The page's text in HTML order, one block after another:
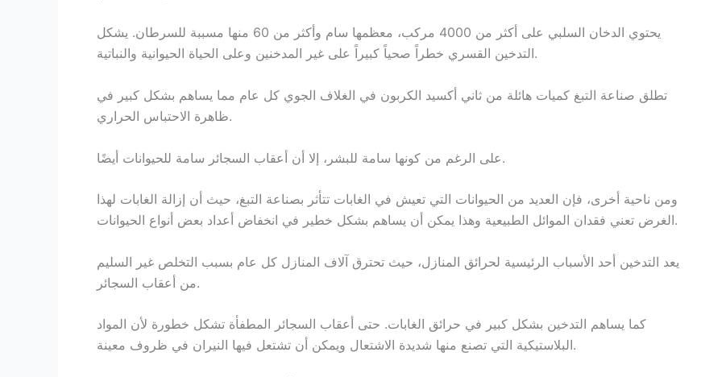
يحتوي الدخان السلبي على أكثر من 4000 مركب، معظمها سام وأكثر من 60 منها مسببة للسرطان. يشكل
التدخين القسري خطراً صحياً كبيراً على غير المدخنين وعلى الحياة الحيوانية والنباتية.
تطلق صناعة التبغ كميات هائلة من ثاني أكسيد الكربون في الغلاف الجوي كل عام مما يساهم بشكل كبير في
ظاهرة الاحتباس الحراري.
على الرغم من كونها سامة للبشر، إلا أن أعقاب السجائر سامة للحيوانات أيضًا.
ومن ناحية أخرى، فإن العديد من الحيوانات التي تعيش في الغابات تتأثر بصناعة التبغ، حيث أن إزالة الغابات لهذا
الغرض تعني فقدان الموائل الطبيعية وهذا يمكن أن يساهم بشكل خطير في انخفاض أعداد بعض أنواع الحيوانات.
يعد التدخين أحد الأسباب الرئيسية لحرائق المنازل، حيث تحترق آلاف المنازل كل عام بسبب التخلص غير السليم
من أعقاب السجائر.
كما يساهم التدخين بشكل كبير في حرائق الغابات. حتى أعقاب السجائر المطفأة تشكل خطورة لأن المواد
البلاستيكية التي تصنع منها شديدة الاشتعال ويمكن أن تشتعل فيها النيران في ظروف معينة.